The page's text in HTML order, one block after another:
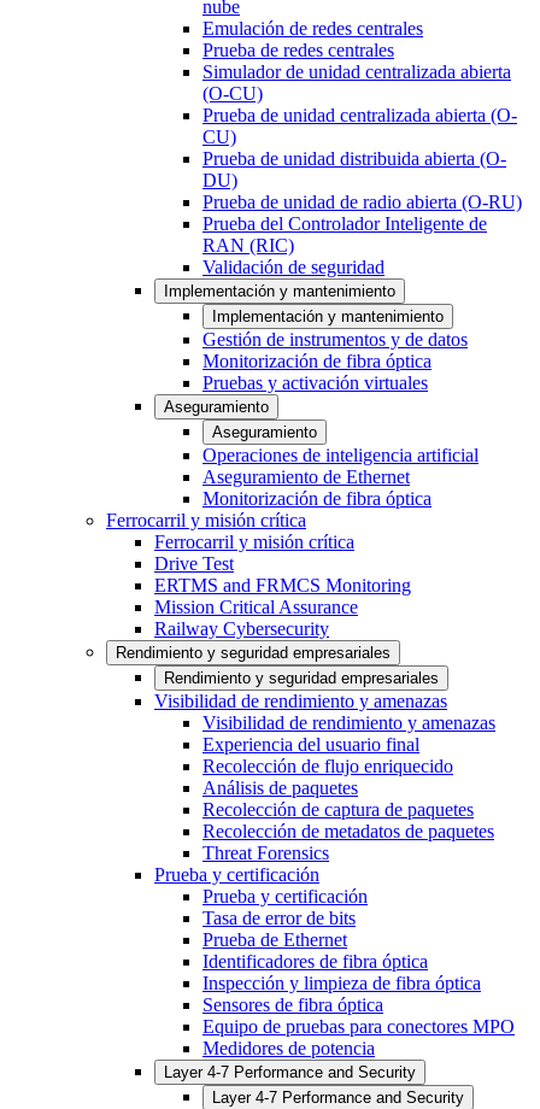
nube
Emulación de redes centrales
Prueba de redes centrales
Simulador de unidad centralizada abierta
(O-CU)
Prueba de unidad centralizada abierta (O-
CU)
Prueba de unidad distribuida abierta (O-
DU)
Prueba de unidad de radio abierta (O-RU)
Prueba del Controlador Inteligente de
RAN (RIC)
Validación de seguridad
Implementación y mantenimiento
Implementación y mantenimiento
Gestión de instrumentos y de datos
Monitorización de fibra óptica
Pruebas y activación virtuales
Aseguramiento
Aseguramiento
Operaciones de inteligencia artificial
Aseguramiento de Ethernet
Monitorización de fibra óptica
Ferrocarril y misión crítica
Ferrocarril y misión crítica
Drive Test
ERTMS and FRMCS Monitoring
Mission Critical Assurance
Railway Cybersecurity
Rendimiento y seguridad empresariales
Rendimiento y seguridad empresariales
Visibilidad de rendimiento y amenazas
Visibilidad de rendimiento y amenazas
Experiencia del usuario final
Recolección de flujo enriquecido
Análisis de paquetes
Recolección de captura de paquetes
Recolección de metadatos de paquetes
Threat Forensics
Prueba y certificación
Prueba y certificación
Tasa de error de bits
Prueba de Ethernet
Identificadores de fibra óptica
Inspección y limpieza de fibra óptica
Sensores de fibra óptica
Equipo de pruebas para conectores MPO
Medidores de potencia
Layer 4-7 Performance and Security
Layer 4-7 Performance and Security